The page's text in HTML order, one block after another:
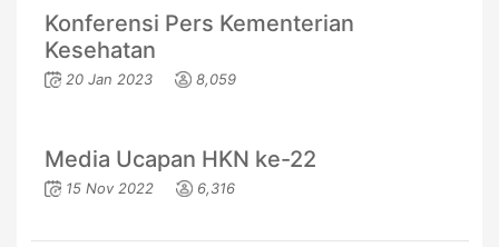
Konferensi Pers Kementerian
Kesehatan
20 Jan 2023 8,059
Media Ucapan HKN ke-22
15 Nov 2022 6,316